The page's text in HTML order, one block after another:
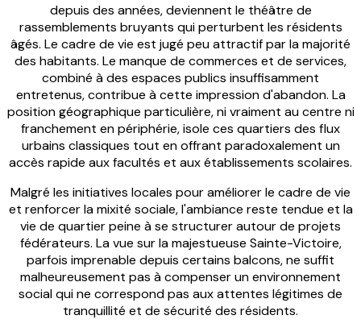
depuis des années, deviennent le théâtre de
rassemblements bruyants qui perturbent les résidents
âgés. Le cadre de vie est jugé peu attractif par la majorité
des habitants. Le manque de commerces et de services,
combiné à des espaces publics insuffisamment
entretenus, contribue à cette impression d'abandon. La
position géographique particulière, ni vraiment au centre ni
franchement en périphérie, isole ces quartiers des flux
urbains classiques tout en offrant paradoxalement un
accès rapide aux facultés et aux établissements scolaires.
Malgré les initiatives locales pour améliorer le cadre de vie
et renforcer la mixité sociale, l'ambiance reste tendue et la
vie de quartier peine à se structurer autour de projets
fédérateurs. La vue sur la majestueuse Sainte-Victoire,
parfois imprenable depuis certains balcons, ne suffit
malheureusement pas à compenser un environnement
social qui ne correspond pas aux attentes légitimes de
tranquillité et de sécurité des résidents.